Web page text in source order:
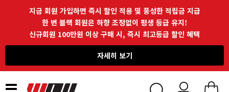
지금 회원 가입하면 즉시 할인 적용 및 풍성한 적립금 지급
한 번 블랙 회원은 하향 조정없이 평생 등급 유지!
신규회원 100만원 이상 구매 시, 즉시 최고등급 할인 혜택
자세히 보기
Toggle